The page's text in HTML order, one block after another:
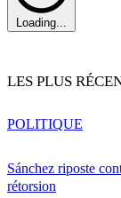
Loading...
LES PLUS
Sánchez riposte
rétorsion
POLITIQUE